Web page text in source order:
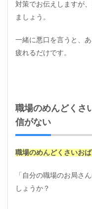
対策でお伝えしますが
ましょう。
一緒に悪口を言うと、
疲れるだけです。
職場のめんどくさ
信がない
職場のめんどくさいお
「自分の職場のお局さ
しょうか？